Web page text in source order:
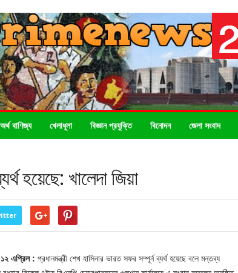
অর্থ বাণিজ্য খেলাধূলা বিজ্ঞান প্রযুক্তি বিনোদন জেলা সংবাদ
হয়েছে: খালেদা জিয়া
এপ্রিল : প্রধানমন্ত্রী শেখ হাসিনার ভারত সফর সম্পূর্ন ব্যর্থ হয়েছে বলে মন্তব্য